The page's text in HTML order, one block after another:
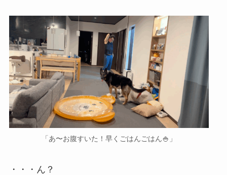
「あ〜お腹すいた！早くごはんごはん🍚」
・・・ん？